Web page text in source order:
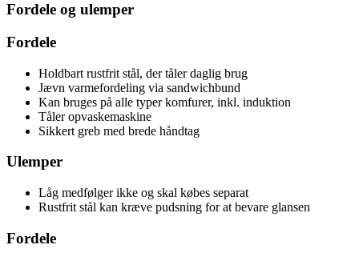
Fordele og ulemper
Fordele
Holdbart rustfrit stål, der tåler daglig brug
Jævn varmefordeling via sandwichbund
Kan bruges på alle typer komfurer, inkl. induktion
Tåler opvaskemaskine
Sikkert greb med brede håndtag
Ulemper
Låg medfølger ikke og skal købes separat
Rustfrit stål kan kræve pudsning for at bevare glansen
Fordele